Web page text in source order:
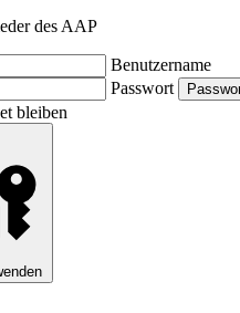
des AAP
Benutzername
Passwort
bleiben